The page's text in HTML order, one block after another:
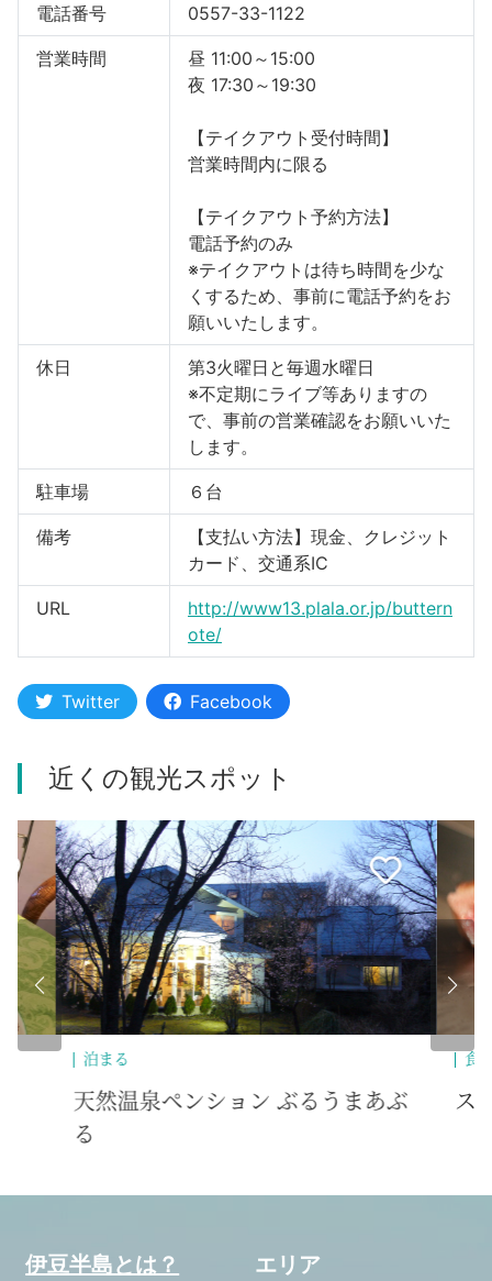
電話番号 0557-33-1122
営業時間
昼 11:00～15:00
夜 17:30～19:30
【テイクアウト受付時間】
営業時間内に限る
【テイクアウト予約方法】
電話予約のみ
※テイクアウトは待ち時間を少な
くするため、事前に電話予約をお
願いいたします。
休日
第3火曜日と毎週水曜日
※不定期にライブ等ありますの
で、事前の営業確認をお願いいた
します。
駐車場 ６台
備考
【支払い方法】現金、クレジット
カード、交通系IC
URL
http://www13.plala.or.jp/buttern
ote/
Twitter Facebook
近くの観光スポット
食べる
ステーキハウス金井
歴
池
伊豆半島とは？
エリア